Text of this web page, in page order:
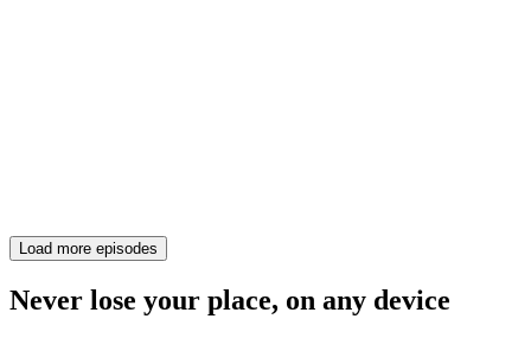
Load more episodes
Never lose your place, on any device